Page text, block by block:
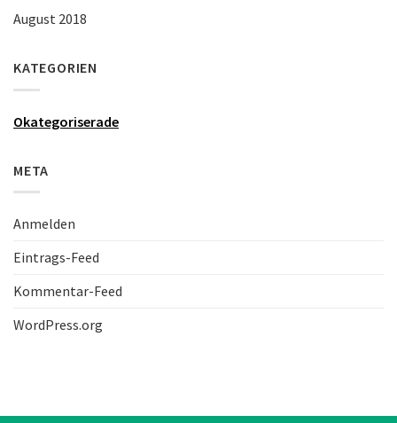
August 2018
KATEGORIEN
Okategoriserade
META
Anmelden
Eintrags-Feed
Kommentar-Feed
WordPress.org